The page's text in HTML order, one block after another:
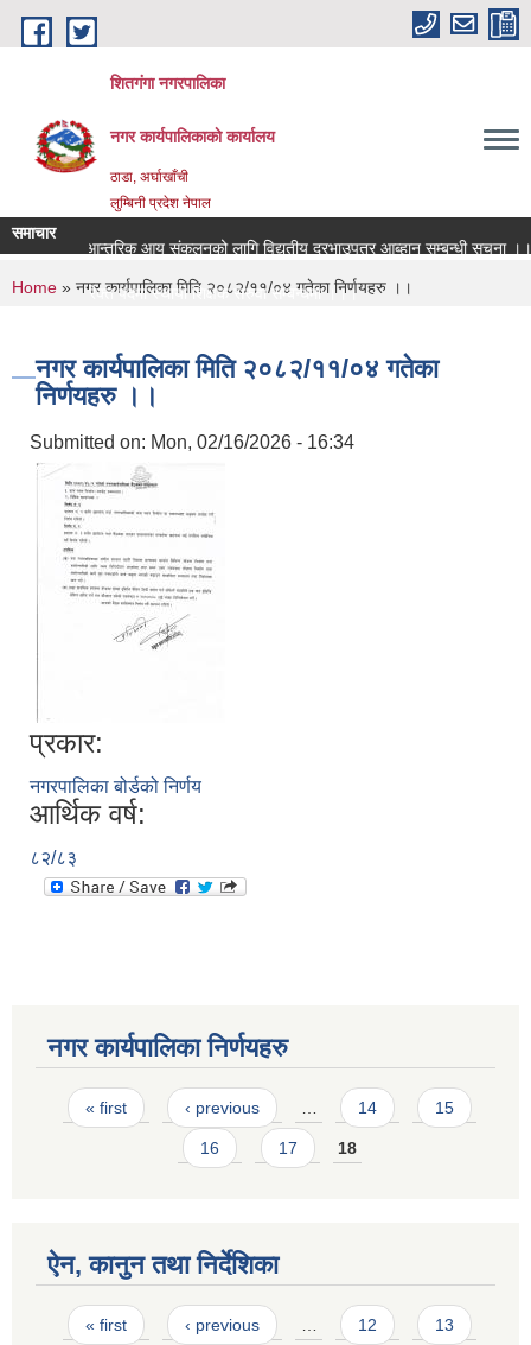
Skip to main content
शितगंगा नगरपालिका
नगर कार्यपालिकाकाे कार्यालय
ठाडा, अर्घाखाँची
लुम्बिनी प्रदेश नेपाल
समाचार
आन्तरिक आय संकलनको लागि विद्युतीय दरभाउपत्र आब्हान सम्बन्धी सूचना ।।।
रिक्त पदमा स्थायी शिक्षक सरुवा सम्बन्धमा ।।।
You are here
Home » नगर कार्यपालिका मिति २०८२/११/०४ गतेका निर्णयहरु ।।
नगर कार्यपालिका मिति २०८२/११/०४ गतेका
निर्णयहरु ।।
Submitted on: Mon, 02/16/2026 - 16:34
प्रकार:
नगरपालिका बोर्डको निर्णय
आर्थिक वर्ष:
८२/८३
नगर कार्यपालिका निर्णयहरु
Pages
« first ‹ previous … 14 15
16 17 18
ऐन, कानुन तथा निर्देशिका
Pages
« first ‹ previous 12 13